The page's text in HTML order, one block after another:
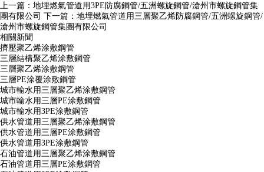
上一篇： 地埋燃氣管道用3PE防腐鋼管/五洲螺旋鋼管/滄州市螺旋鋼管集
團有限公司 下一篇： 地埋燃氣管道用三層聚乙烯防腐鋼管/五洲螺旋鋼管/
滄州市螺旋鋼管集團有限公司
相關新聞
擠壓聚乙烯涂敷鋼管
三層結構聚乙烯涂敷鋼管
三層聚乙烯涂敷鋼管
三層PE涂覆涂敷鋼管
城市輸水用三層聚乙烯涂敷鋼管
城市輸水用三層PE涂敷鋼管
城市輸水用3PE涂敷鋼管
供水管道用三層聚乙烯涂敷鋼管
供水管道用三層PE涂敷鋼管
供水管道用3PE涂敷鋼管
石油管道用三層聚乙烯涂敷鋼管
石油管道用三層PE涂敷鋼管